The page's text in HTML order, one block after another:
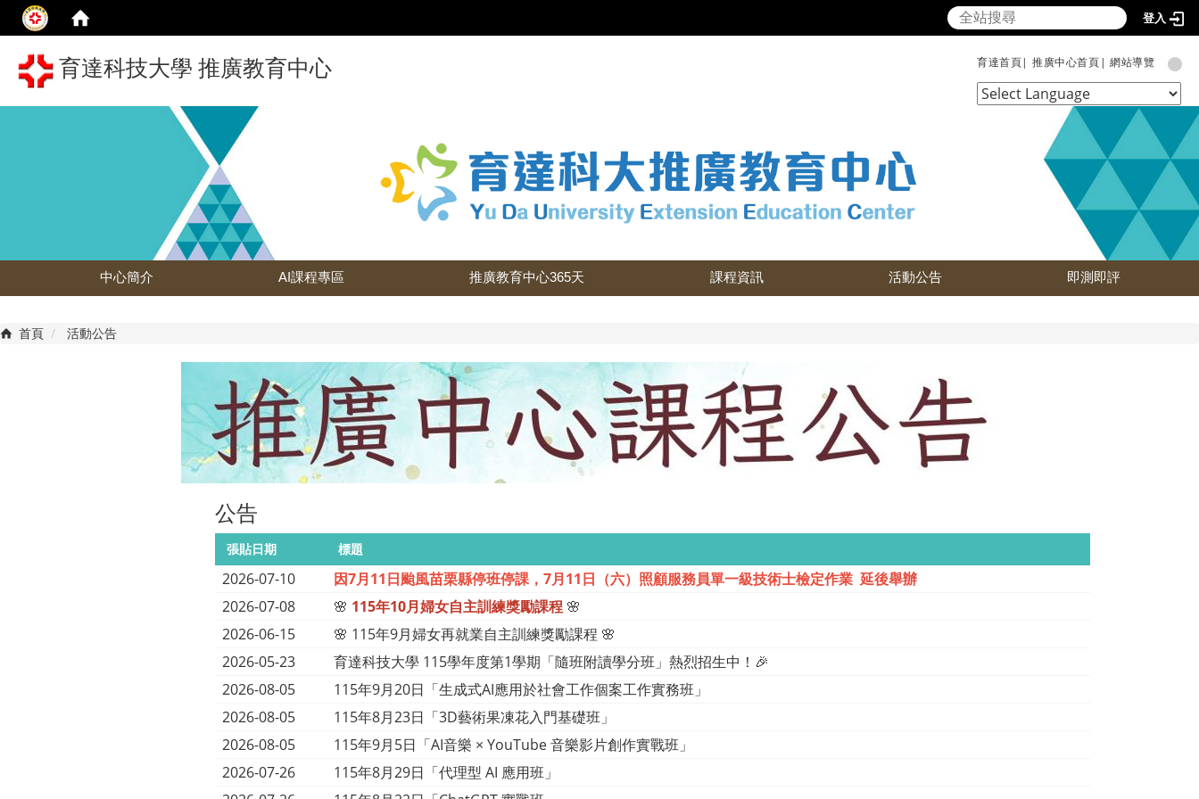
登入
育達科技大學 推廣教育中心 育達首頁| 推廣中心首頁| 網站導覽
Translate
中心簡介 AI課程專區 推廣教育中心365天 課程資訊 活動公告 即測即評
首頁 活動公告
公告
張貼日期 標題
2026-07-10
因7月11日颱風苗栗縣停班停課，7月11日（六）照顧服務員單一級技術士檢定作業 延後舉辦
2026-07-08
🌸 115年10月婦女自主訓練獎勵課程 🌸
2026-06-15
🌸 115年9月婦女再就業自主訓練獎勵課程 🌸
2026-05-23
育達科技大學 115學年度第1學期「隨班附讀學分班」熱烈招生中！🎉
2026-08-05
115年9月20日「生成式AI應用於社會工作個案工作實務班」
2026-08-05
115年8月23日「3D藝術果凍花入門基礎班」
2026-08-05
115年9月5日「AI音樂 × YouTube 音樂影片創作實戰班」
2026-07-26
115年8月29日「代理型 AI 應用班」